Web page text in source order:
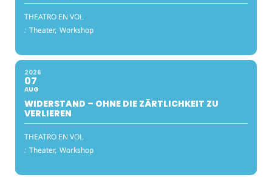
THEATRO EN VOL
: Theater, Workshop
2026
07
AUG
WIDERSTAND – OHNE DIE ZÄRTLICHKEIT ZU
VERLIEREN
THEATRO EN VOL
: Theater, Workshop